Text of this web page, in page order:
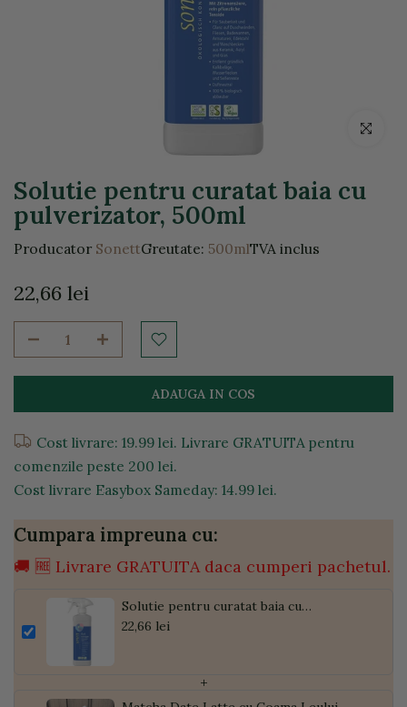
Click
Solutie pentru curatat baia cu
pulverizator, 500ml
Producator SonettGreutate: 500mlTVA inclus
22,66 lei
ADAUGA IN COS
Cost livrare: 19.99 lei. Livrare GRATUITA pentru
comenzile peste 200 lei.
Cost livrare Easybox Sameday: 14.99 lei.
Cumpara impreuna cu:
🚚 🆓 Livrare GRATUITA daca cumperi pachetul.
Solutie pentru curatat baia cu
pulverizator, 500ml
22,66 lei
+